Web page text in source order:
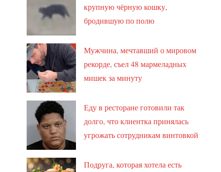
крупную чёрную кошку,
бродившую по полю
Мужчина, мечтавший о мировом
рекорде, съел 48 мармеладных
мишек за минуту
Еду в ресторане готовили так
долго, что клиентка принялась
угрожать сотрудникам винтовкой
Подруга, которая хотела есть